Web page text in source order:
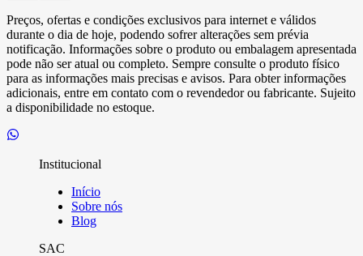
Preços, ofertas e condições exclusivos para internet e válidos
durante o dia de hoje, podendo sofrer alterações sem prévia
notificação. Informações sobre o produto ou embalagem apresentada
pode não ser atual ou completo. Sempre consulte o produto físico
para as informações mais precisas e avisos. Para obter informações
adicionais, entre em contato com o revendedor ou fabricante. Sujeito
a disponibilidade no estoque.
Institucional
Início
Sobre nós
Blog
SAC